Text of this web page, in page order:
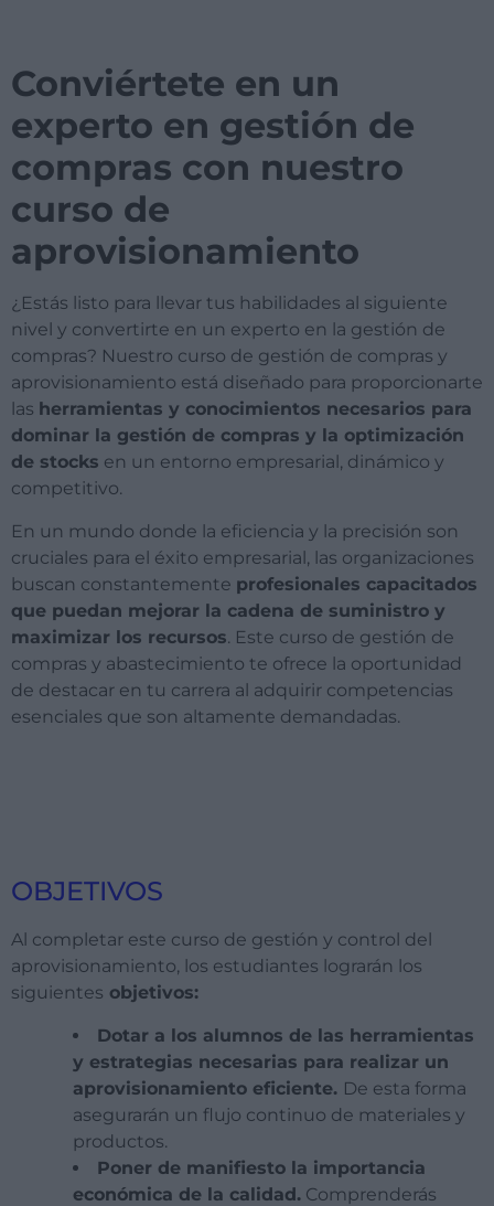
Conviértete en un
experto en gestión de
compras con nuestro
curso de
aprovisionamiento
¿Estás listo para llevar tus habilidades al siguiente
nivel y convertirte en un experto en la gestión de
compras? Nuestro curso de gestión de compras y
aprovisionamiento está diseñado para proporcionarte
las herramientas y conocimientos necesarios para
dominar la gestión de compras y la optimización
de stocks en un entorno empresarial, dinámico y
competitivo.
En un mundo donde la eficiencia y la precisión son
cruciales para el éxito empresarial, las organizaciones
buscan constantemente profesionales capacitados
que puedan mejorar la cadena de suministro y
maximizar los recursos. Este curso de gestión de
compras y abastecimiento te ofrece la oportunidad
de destacar en tu carrera al adquirir competencias
esenciales que son altamente demandadas.
OBJETIVOS
Al completar este curso de gestión y control del
aprovisionamiento, los estudiantes lograrán los
siguientes objetivos:
Dotar a los alumnos de las herramientas
y estrategias necesarias para realizar un
aprovisionamiento eficiente. De esta forma
asegurarán un flujo continuo de materiales y
productos.
Poner de manifiesto la importancia
económica de la calidad. Comprenderás